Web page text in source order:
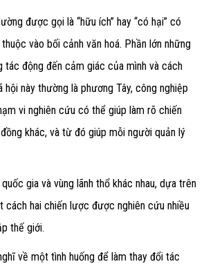
được gọi là “hữu ích” hay “có hại” có
vào bối cảnh văn hoá. Phần lớn những
động đến cảm giác của mình và cách
này thường là phương Tây, công nghiệp
vi nghiên cứu có thể giúp làm rõ chiến
khác, và từ đó giúp mỗi người quản lý
gia và vùng lãnh thổ khác nhau, dựa trên
hai chiến lược được nghiên cứu nhiều
thế giới.
về một tình huống để làm thay đổi tác